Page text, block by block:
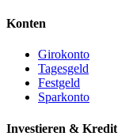
Konten
Girokonto
Tagesgeld
Festgeld
Sparkonto
Investieren & Kredit